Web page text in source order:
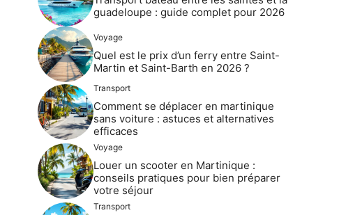
guadeloupe : guide complet pour 2026
Voyage
Quel est le prix d’un ferry entre Saint-
Martin et Saint-Barth en 2026 ?
Transport
Comment se déplacer en martinique
sans voiture : astuces et alternatives
efficaces
Voyage
Louer un scooter en Martinique :
conseils pratiques pour bien préparer
votre séjour
Transport